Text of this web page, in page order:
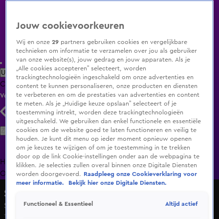
Uitzending Gemist Populaire programma's Zenders Genres
ClipsFilmsRadioSmart TV inlogShop
Volg KIJK
Zoeken
HomeUitzending Gemist Programma's De Bondgenoten
OranjezomerLivestreamsShop
Shownieuws
Setbezoek film Onze Jongens 3
10 juni 2025, 08:12
Jouw cookievoorkeuren
Wij en onze29 partners gebruiken cookies en vergelijkbare
technieken om informatie te verzamelen over jou als gebruiker
van onze website(s), jouw gedrag en jouw apparaten. Als je
„Alle cookies accepteren” selecteert, worden
trackingtechnologieën ingeschakeld om onze advertenties en
content te kunnen personaliseren, onze producten en diensten
te verbeteren en om de prestaties van advertenties en content
te meten. Als je „Huidige keuze opslaan” selecteert of je
toestemming intrekt, worden deze trackingtechnologieën
uitgeschakeld. We gebruiken dan enkel functionele en essentiële
cookies om de website goed te laten functioneren en veilig te
houden. Je kunt dit menu op ieder moment opnieuw openen
om je keuzes te wijzigen of om je toestemming in te trekken
door op de link Cookie-instellingen onder aan de webpagina te
klikken. Je selecties zullen overal binnen onze Digitale Diensten
worden doorgevoerd.
Raadpleeg onze Cookieverklaring voor
meer informatie.
Bekijk hier onze Digitale Diensten.
Functioneel & Essentieel Altijd actief